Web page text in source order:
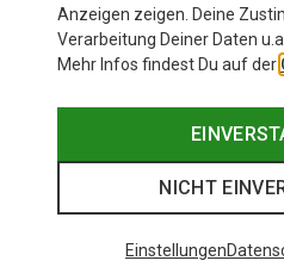
Anzeigen zeigen. Deine
Verarbeitung Deiner Daten
Mehr Infos findest Du auf der
NICHT
Einstellungen